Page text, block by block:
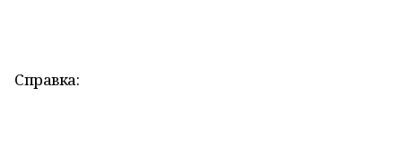
Справка: